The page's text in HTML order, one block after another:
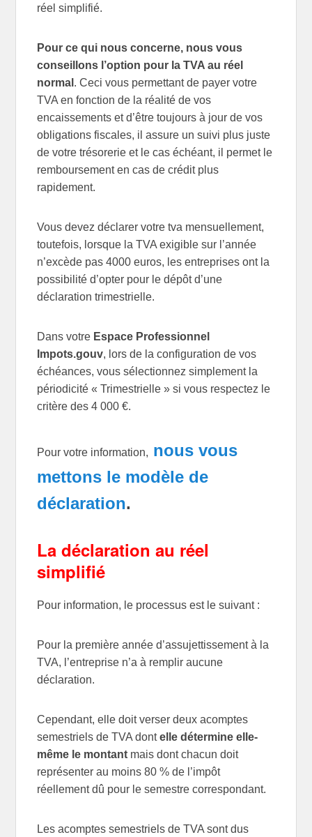
réel simplifié.
Pour ce qui nous concerne, nous vous
conseillons l’option pour la TVA au réel
normal . Ceci vous permettant de payer votre
TVA en fonction de la réalité de vos
encaissements et d’être toujours à jour de vos
obligations fiscales, il assure un suivi plus juste
de votre trésorerie et le cas échéant, il permet le
remboursement en cas de crédit plus
rapidement.
Vous devez déclarer votre tva mensuellement,
toutefois, lorsque la TVA exigible sur l’année
n’excède pas 4000 euros, les entreprises ont la
possibilité d’opter pour le dépôt d’une
déclaration trimestrielle.
Dans votre Espace Professionnel
Impots.gouv, lors de la configuration de vos
échéances, vous sélectionnez simplement la
périodicité « Trimestrielle » si vous respectez le
critère des 4 000 €.
Pour votre information, nous vous
mettons le modèle de
déclaration.
La déclaration au réel
simplifié
Pour information, le processus est le suivant :
Pour la première année d’assujettissement à la
TVA, l’entreprise n’a à remplir aucune
déclaration.
Cependant, elle doit verser deux acomptes
semestriels de TVA dontelle détermine elle-
même le montant mais dont chacun doit
représenter au moins 80 % de l’impôt
réellement dû pour le semestre correspondant.
Les acomptes semestriels de TVA sont dus